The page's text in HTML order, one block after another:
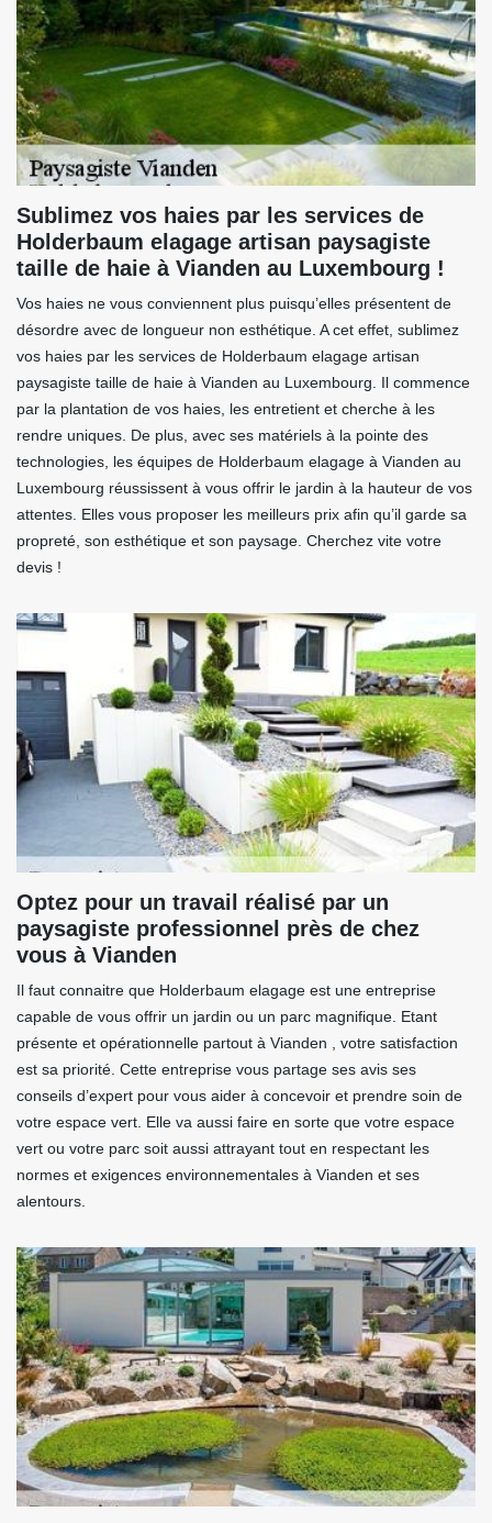
Sublimez vos haies par les services de
Holderbaum elagage artisan paysagiste
taille de haie à Vianden au Luxembourg !
Vos haies ne vous conviennent plus puisqu’elles présentent de
désordre avec de longueur non esthétique. A cet effet, sublimez
vos haies par les services de Holderbaum elagage artisan
paysagiste taille de haie à Vianden au Luxembourg. Il commence
par la plantation de vos haies, les entretient et cherche à les
rendre uniques. De plus, avec ses matériels à la pointe des
technologies, les équipes de Holderbaum elagage à Vianden au
Luxembourg réussissent à vous offrir le jardin à la hauteur de vos
attentes. Elles vous proposer les meilleurs prix afin qu’il garde sa
propreté, son esthétique et son paysage. Cherchez vite votre
devis !
Optez pour un travail réalisé par un
paysagiste professionnel près de chez
vous à Vianden
Il faut connaitre que Holderbaum elagage est une entreprise
capable de vous offrir un jardin ou un parc magnifique. Etant
présente et opérationnelle partout à Vianden , votre satisfaction
est sa priorité. Cette entreprise vous partage ses avis ses
conseils d’expert pour vous aider à concevoir et prendre soin de
votre espace vert. Elle va aussi faire en sorte que votre espace
vert ou votre parc soit aussi attrayant tout en respectant les
normes et exigences environnementales à Vianden et ses
alentours.